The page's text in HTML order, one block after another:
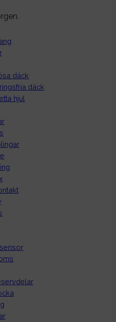
däck
däck
hjul